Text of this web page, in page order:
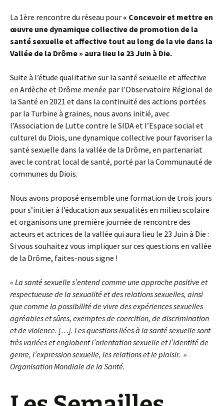
La 1ère rencontre du réseau pour « Concevoir et mettre en
œuvre une dynamique collective de promotion de la
santé sexuelle et affective tout au long de la vie dans la
Vallée de la Drôme » aura lieu le 23 Juin à Die.
Suite à l’étude qualitative sur la santé sexuelle et affective
en Ardèche et Drôme menée par l’Observatoire Régional de
la Santé en 2021 et dans la continuité des actions portées
par la Turbine à graines, nous avons initié, avec
l’Association de Lutte contre le SIDA et l’Espace social et
culturel du Diois, une dynamique collective pour favoriser la
santé sexuelle dans la vallée de la Drôme, en partenariat
avec le contrat local de santé, porté par la Communauté de
communes du Diois.
Nous avons proposé ensemble une formation de trois jours
pour s’initier à l’éducation aux sexualités en milieu scolaire
et organisons une première journée de rencontre des
acteurs et actrices de la vallée qui aura lieu le 23 Juin à Die :
Si vous souhaitez vous impliquer sur ces questions en vallée
de la Drôme, faites-nous signe !
« La santé sexuelle s’entend comme une approche positive et
respectueuse de la sexualité et des relations sexuelles, ainsi
que comme la possibilité de vivre des expériences sexuelles
agréables et sûres, exemptes de coercition, de discrimination
et de violence. […]. Les questions liées à la santé sexuelle sont
très variées et englobent l’orientation sexuelle et l’identité de
genre, l’expression sexuelle, les relations et le plaisir. »
Organisation Mondiale de la Santé.